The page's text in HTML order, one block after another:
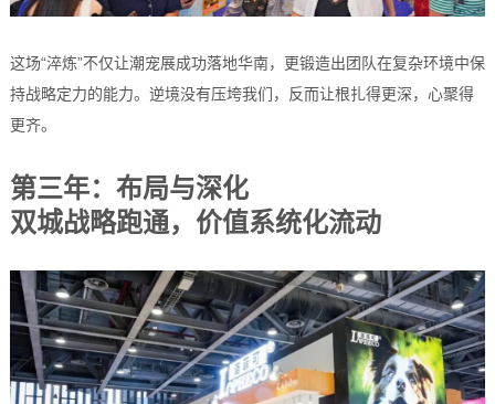
这场“淬炼”不仅让潮宠展成功落地华南，更锻造出团队在复杂环境中保
持战略定力的能力。逆境没有压垮我们，反而让根扎得更深，心聚得
更齐。
第三年：布局与深化
双城战略跑通，价值系统化流动